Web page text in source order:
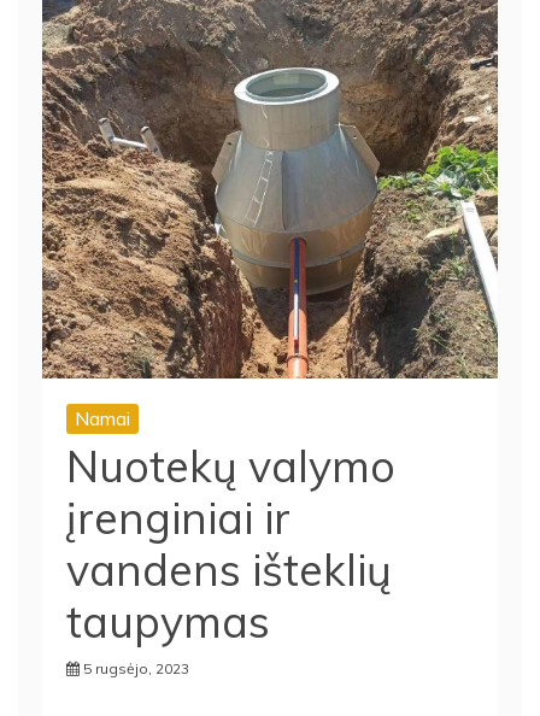
Namai
Nuotekų valymo
įrenginiai ir
vandens išteklių
taupymas
5 rugsėjo, 2023